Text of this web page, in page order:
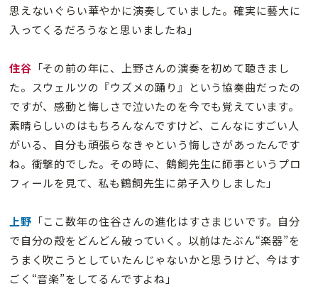
思えないぐらい華やかに演奏していました。確実に藝大に
入ってくるだろうなと思いましたね」
住谷 「その前の年に、上野さんの演奏を初めて聴きまし
た。スウェルツの『ウズメの踊り』という協奏曲だったの
ですが、感動と悔しさで泣いたのを今でも覚えています。
素晴らしいのはもちろんなんですけど、こんなにすごい人
がいる、自分も頑張らなきゃという悔しさがあったんです
ね。衝撃的でした。その時に、鶴飼先生に師事というプロ
フィールを見て、私も鶴飼先生に弟子入りしました」
上野 「ここ数年の住谷さんの進化はすさまじいです。自分
で自分の殻をどんどん破っていく。以前はたぶん“楽器”を
うまく吹こうとしていたんじゃないかと思うけど、今はす
ごく“音楽”をしてるんですよね」